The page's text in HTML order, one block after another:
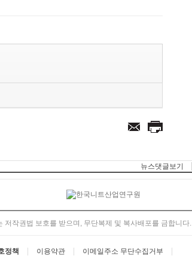
뉴스댓글보기
저작권법 보호를 받으며, 무단복제 및 복사배포를 금합니다.
정책 이용약관 이메일주소 무단수집거부